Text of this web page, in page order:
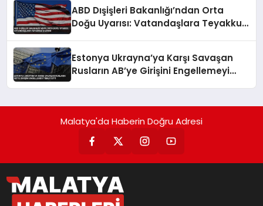
ABD Dışişleri Bakanlığı’ndan Orta
Doğu Uyarısı: Vatandaşlara Teyakkuz
Estonya Ukrayna’ya Karşı Savaşan
Rusların AB’ye Girişini Engellemeyi
Malatya'da Haberin Doğru Adresi